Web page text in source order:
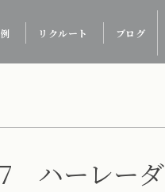
リクルート ブログ
ハーレーダ